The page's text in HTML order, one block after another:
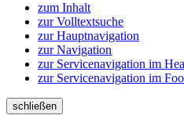
zum Inhalt
zur Volltextsuche
zur Hauptnavigation
zur Navigation
zur Servicenavigation im
zur Servicenavigation im
schließen